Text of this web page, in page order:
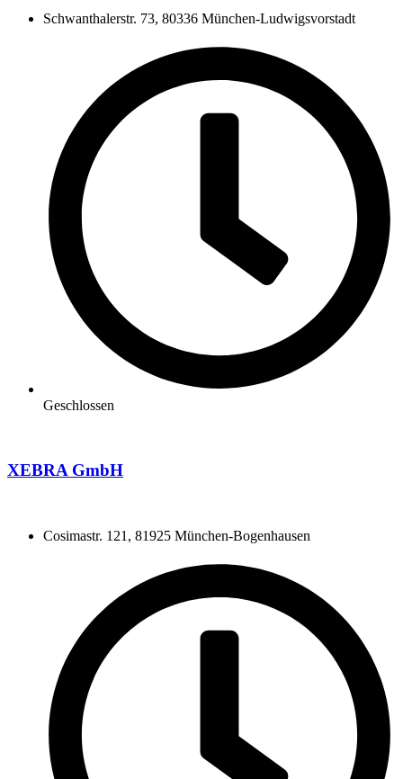
Schwanthalerstr. 73, 80336 München-Ludwigsvorstadt
Geschlossen
XEBRA GmbH
Cosimastr. 121, 81925 München-Bogenhausen